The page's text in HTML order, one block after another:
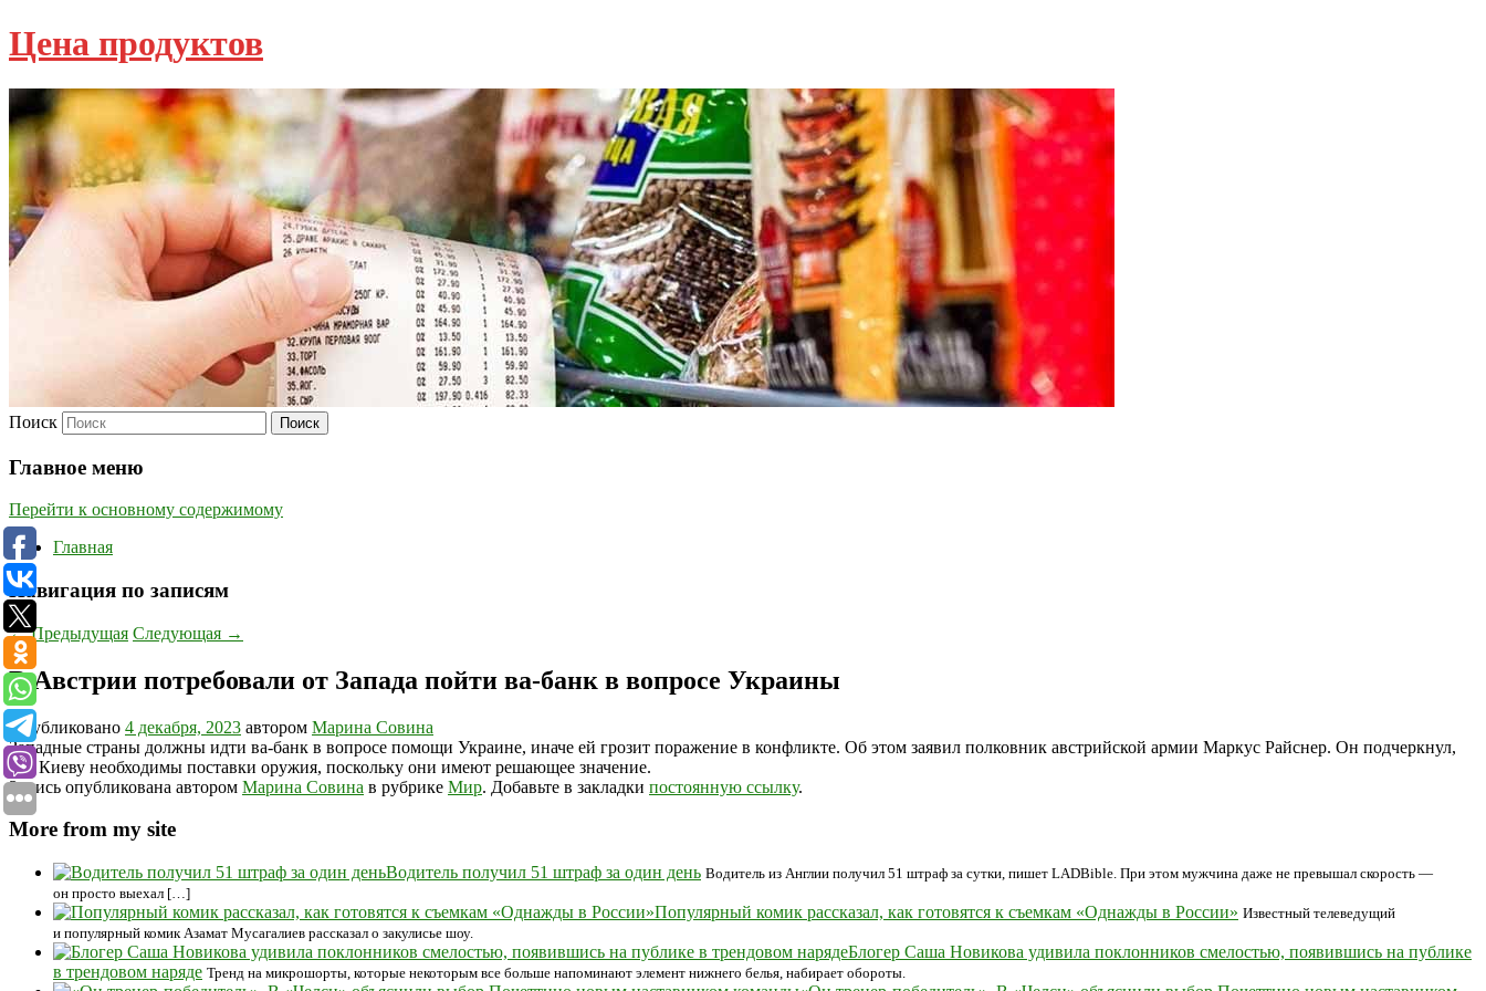
Цена продуктов
Поиск
Главное меню
Перейти к основному содержимому
Главная
Навигация по записям
←Предыдущая Следующая →
В Австрии потребовали от Запада пойти ва-банк в вопросе Украины
Опубликовано 4 декабря, 2023 автором Марина Совина
Западные страны должны идти ва-банк в вопросе помощи Украине, иначе ей грозит поражение в конфликте. Об этом заявил полковник австрийской армии Маркус Райснер. Он подчеркнул,
что Киеву необходимы поставки оружия, поскольку они имеют решающее значение.
Запись опубликована автором Марина Совина в рубрике Мир. Добавьте в закладки постоянную ссылку.
More from my site
Водитель получил 51 штраф за один день Водитель из Англии получил 51 штраф за сутки, пишет LADBible. При этом мужчина даже не превышал скорость —
он просто выехал […]
Популярный комик рассказал, как готовятся к съемкам «Однажды в России» Известный телеведущий
и популярный комик Азамат Мусагалиев рассказал о закулисье шоу.
Блогер Саша Новикова удивила поклонников смелостью, появившись на публике
в трендовом наряде Тренд на микрошорты, которые некоторым все больше напоминают элемент нижнего белья, набирает обороты.